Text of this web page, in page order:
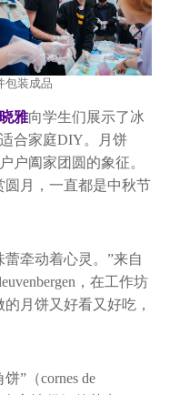
包装成品
雅向学生们展示了冰
合家庭DIY。月饼
阖家团圆的象征。
圆月，一直都是中秋节
牵动着心灵。”来自
，在工作坊
月饼又好看又好吃，
”（cornes de